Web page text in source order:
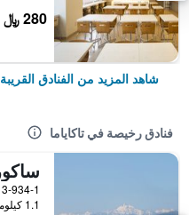
280 ﷼
شاهد المزيد من الفنادق القريبة
فنادق رخيصة في تاكاياما
1.1 كيلومتر عن وسط المدينة